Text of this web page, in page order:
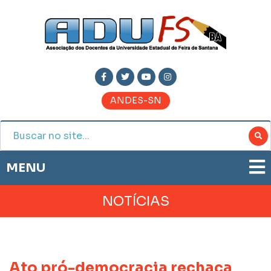
ANDES-SN
MENU
HISTÓRIA
PRESTAÇÃO DE CONTAS
NOTÍCIAS